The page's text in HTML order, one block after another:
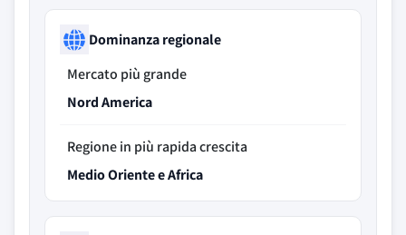
Dominanza regionale
Mercato più grande
Nord America
Regione in più rapida crescita
Medio Oriente e Africa